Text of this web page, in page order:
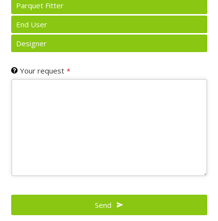
Parquet Fitter
End User
Designer
Your request *
Email
Send